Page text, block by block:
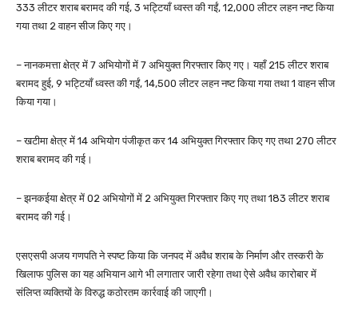
333 लीटर शराब बरामद की गई, 3 भट्टियाँ ध्वस्त की गईं, 12,000 लीटर लहन नष्ट किया
गया तथा 2 वाहन सीज किए गए।
– नानकमत्ता क्षेत्र में 7 अभियोगों में 7 अभियुक्त गिरफ्तार किए गए। यहाँ 215 लीटर शराब
बरामद हुई, 9 भट्टियाँ ध्वस्त की गईं, 14,500 लीटर लहन नष्ट किया गया तथा 1 वाहन सीज
किया गया।
– खटीमा क्षेत्र में 14 अभियोग पंजीकृत कर 14 अभियुक्त गिरफ्तार किए गए तथा 270 लीटर
शराब बरामद की गई।
– झनकईया क्षेत्र में 02 अभियोगों में 2 अभियुक्त गिरफ्तार किए गए तथा 183 लीटर शराब
बरामद की गई।
एसएसपी अजय गणपति ने स्पष्ट किया कि जनपद में अवैध शराब के निर्माण और तस्करी के
खिलाफ पुलिस का यह अभियान आगे भी लगातार जारी रहेगा तथा ऐसे अवैध कारोबार में
संलिप्त व्यक्तियों के विरुद्ध कठोरतम कार्रवाई की जाएगी।